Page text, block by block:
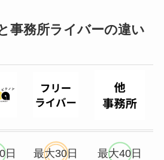
事務所ライバーの違い
日 最大30日 最大40日